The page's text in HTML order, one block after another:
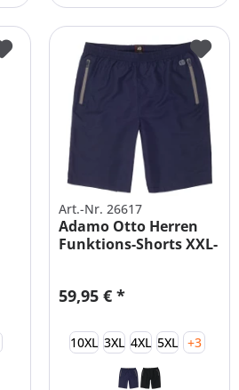
Art.-Nr. 26617
Adamo Otto Herren
Funktions-Shorts XXL-
59,95 € *
10XL 3XL 4XL 5XL +3